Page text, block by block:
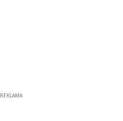
REKLAMA